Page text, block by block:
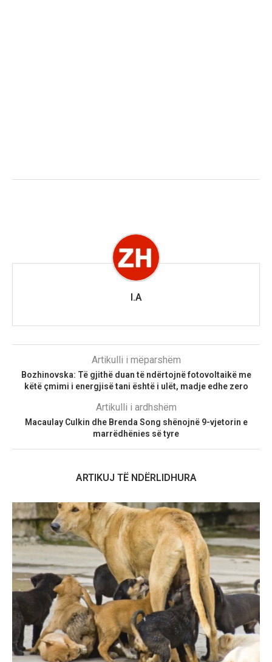
I.A
Artikulli i mëparshëm
Bozhinovska: Të gjithë duan të ndërtojnë fotovoltaikë me
këtë çmimi i energjisë tani është i ulët, madje edhe zero
Artikulli i ardhshëm
Macaulay Culkin dhe Brenda Song shënojnë 9-vjetorin e
marrëdhënies së tyre
ARTIKUJ TË NDËRLIDHURA